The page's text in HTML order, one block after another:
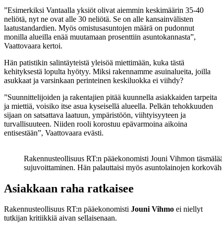
”Esimerkiksi Vantaalla yksiöt olivat aiemmin keskimäärin 35-40
neliötä, nyt ne ovat alle 30 neliötä. Se on alle kansainvälisten
laatustandardien. Myös omistusasuntojen määrä on pudonnut
monilla alueilla enää muutamaan prosenttiin asuntokannasta”,
Vaattovaara kertoi.
Hän patistikin salintäyteistä yleisöä miettimään, kuka tästä
kehityksestä lopulta hyötyy. Miksi rakennamme asuinalueita, joilla
asukkaat ja varsinkaan perinteinen keskiluokka ei viihdy?
”Suunnittelijoiden ja rakentajien pitää kuunnella asiakkaiden tarpeita
ja miettiä, voisiko itse asua kyseisellä alueella. Pelkän tehokkuuden
sijaan on satsattava laatuun, ympäristöön, viihtyisyyteen ja
turvallisuuteen. Niiden rooli korostuu epävarmoina aikoina
entisestään”, Vaattovaara evästi.
Rakennusteollisuus RT:n pääekonomisti Jouni Vihmon
sujuvoittaminen. Hän palauttaisi myös asuntolainojen
Asiakkaan raha ratkaisee
Rakennusteollisuus RT:n pääekonomisti Jouni Vihmo ei niellyt
tutkijan kritiikkiä aivan sellaisenaan.